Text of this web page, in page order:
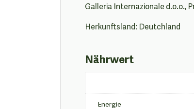
Galleria Internazionale d.o.o.,
Herkunftsland: Deutchland
Nährwert
Energie